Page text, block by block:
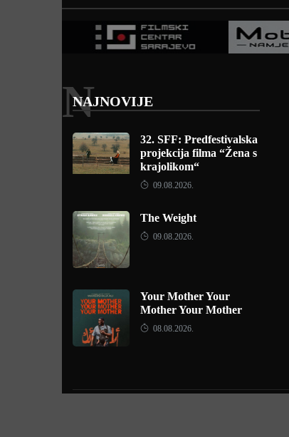
NAJNOVIJE
N
32. SFF: Predfestivalska
projekcija filma “Žena s
krajolikom“
09.08.2026.
The Weight
09.08.2026.
Your Mother Your
Mother Your Mother
08.08.2026.